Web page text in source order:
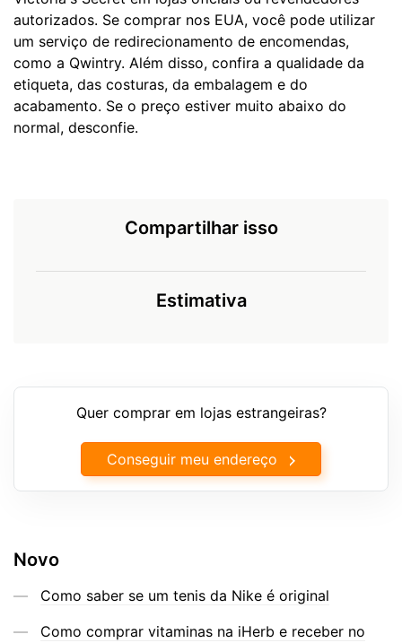
autorizados. Se comprar nos EUA, você pode utilizar
um serviço de redirecionamento de encomendas,
como a Qwintry. Além disso, confira a qualidade da
etiqueta, das costuras, da embalagem e do
acabamento. Se o preço estiver muito abaixo do
normal, desconfie.
Compartilhar isso
Estimativa
Quer comprar em lojas estrangeiras?
Conseguir meu endereço
Novo
Como saber se um tenis da Nike é original
Como comprar vitaminas na iHerb e receber no